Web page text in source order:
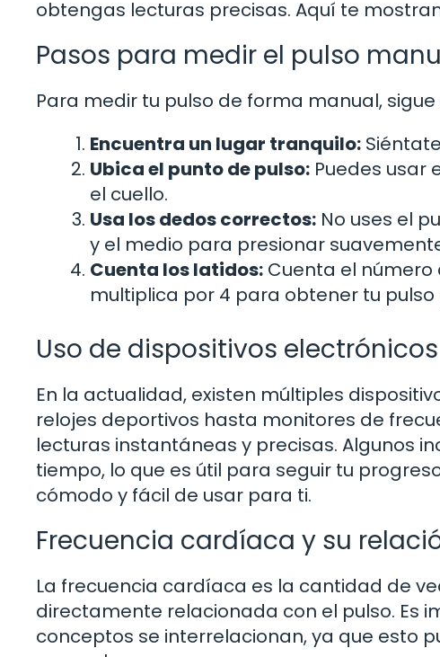
obtengas lecturas precisas. Aquí te
Pasos para medir el pulso
Para medir tu pulso de forma manual,
Encuentra un lugar tranquilo:
Ubica el punto de pulso: Puedes usar
el cuello.
Usa los dedos correctos: No uses el
y el medio para presionar
Cuenta los latidos: Cuenta el número
multiplica por 4 para obtener tu pulso
Uso de dispositivos electrónicos
En la actualidad, existen múltiples
relojes deportivos hasta monitores de
lecturas instantáneas y precisas. Algunos
tiempo, lo que es útil para seguir tu
cómodo y fácil de usar para ti.
Frecuencia cardíaca y su
La frecuencia cardíaca es la cantidad de
directamente relacionada con el pulso. Es
conceptos se interrelacionan, ya que esto